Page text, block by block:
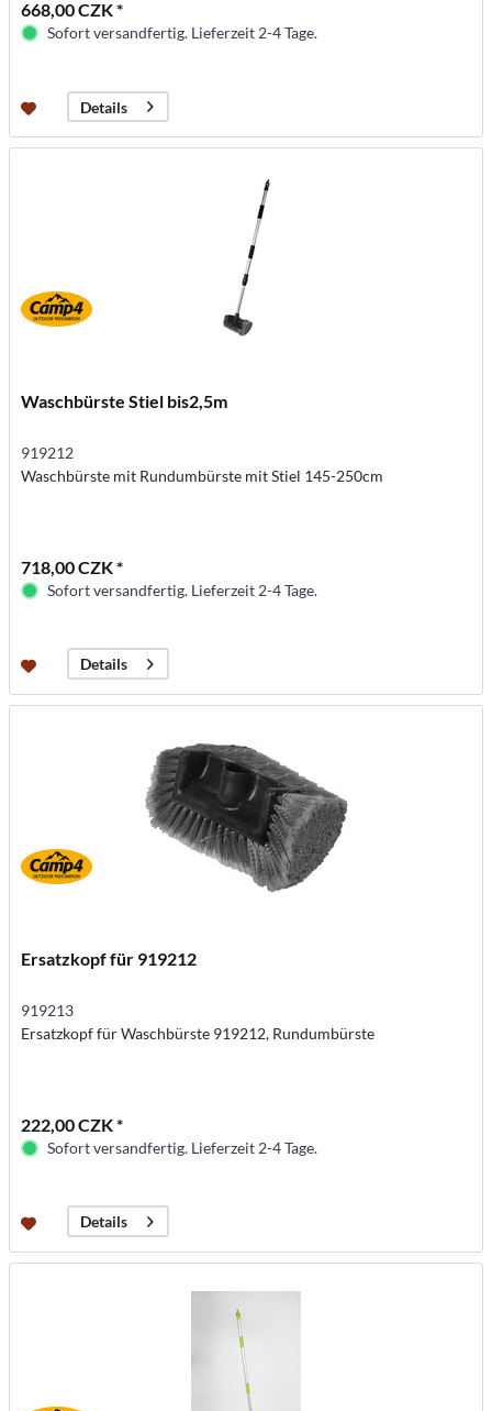
668,00 CZK *
Sofort versandfertig. Lieferzeit 2-4 Tage.
Details
Waschbürste Stiel bis2,5m
919212
Waschbürste mit Rundumbürste mit Stiel 145-250cm
718,00 CZK *
Sofort versandfertig. Lieferzeit 2-4 Tage.
Details
Ersatzkopf für 919212
919213
Ersatzkopf für Waschbürste 919212, Rundumbürste
222,00 CZK *
Sofort versandfertig. Lieferzeit 2-4 Tage.
Details